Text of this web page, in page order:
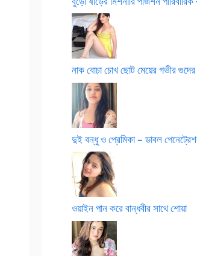
নাক বোচা চোখ ছোট মেয়ের গভীর
দুই বন্ধু ও প্রেমিকা – ডাবল
ওয়াইন পান করে বান্ধবীর সাথে শোয়া